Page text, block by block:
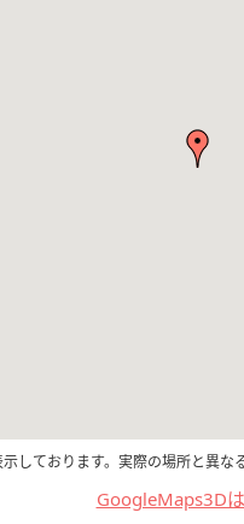
しております。実際の場所と異な
GoogleMaps3D